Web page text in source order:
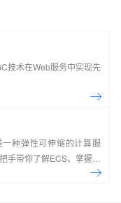
技术在Web服务中实现先
种弹性可伸缩的计算服
手带你了解ECS、掌握基
理等。了解产品详